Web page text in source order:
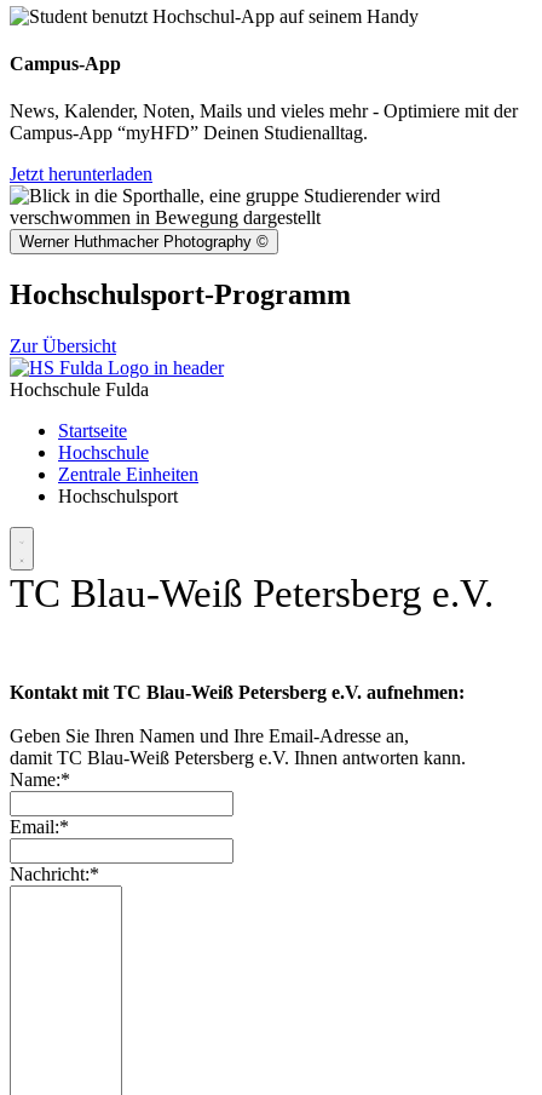
Campus-App
News, Kalender, Noten, Mails und vieles mehr - Optimiere mit der
Campus-App “myHFD” Deinen Studienalltag.
Jetzt herunterladen
Werner Huthmacher Photography ©
Hochschulsport-Programm
Zur Übersicht
Hochschule Fulda
Startseite
Hochschule
Zentrale Einheiten
Hochschulsport
TC Blau-Weiß Petersberg e.V.
Kontakt mit TC Blau-Weiß Petersberg e.V. aufnehmen:
Geben Sie Ihren Namen und Ihre Email-Adresse an,
damit TC Blau-Weiß Petersberg e.V. Ihnen antworten kann.
Name:*
Email:*
Nachricht:*